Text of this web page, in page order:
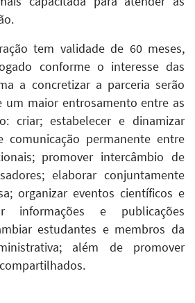
tem validade de 60 meses,
conforme o interesse das
a concretizar a parceria serão
um maior entrosamento entre as
criar; estabelecer e dinamizar
comunicação permanente entre
promover intercâmbio de
elaborar conjuntamente
organizar eventos científicos e
informações e publicações
estudantes e membros da
além de promover